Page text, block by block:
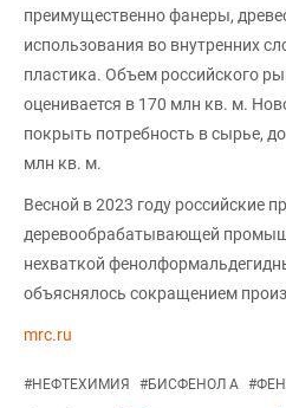
преимущественно фанеры,
использования во внутренних
пластика. Объем российского
оценивается в 170 млн кв. м.
покрыть потребность в сырье,
млн кв. м.
Весной в 2023 году российские
деревообрабатывающей
нехваткой
объяснялось сокращением
mrc.ru
#НЕФТЕХИМИЯ #БИСФЕНОЛ А #